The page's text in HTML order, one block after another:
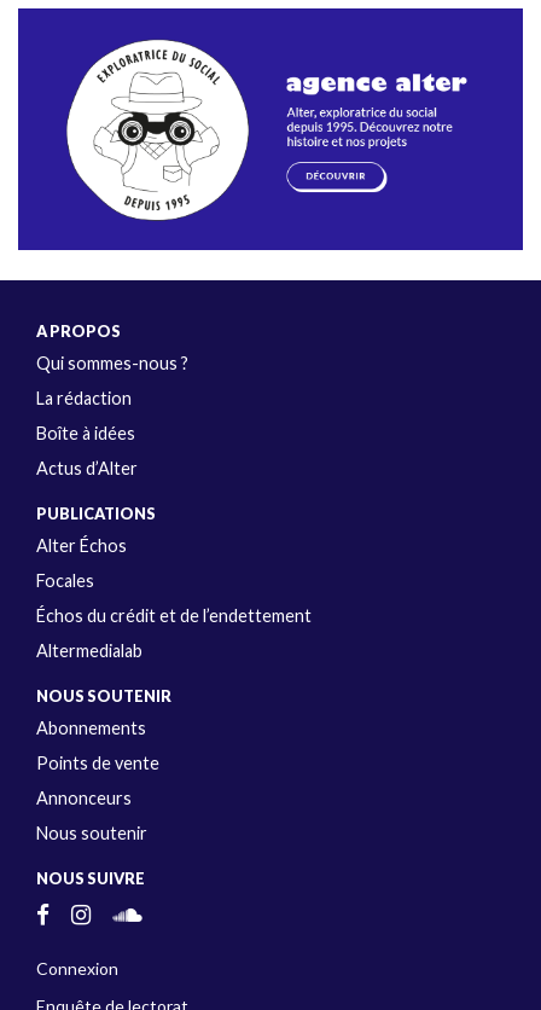
A PROPOS
Qui sommes-nous ?
La rédaction
Boîte à idées
Actus d’Alter
PUBLICATIONS
Alter Échos
Focales
Échos du crédit et de l’endettement
Altermedialab
NOUS SOUTENIR
Abonnements
Points de vente
Annonceurs
Nous soutenir
NOUS SUIVRE
Connexion